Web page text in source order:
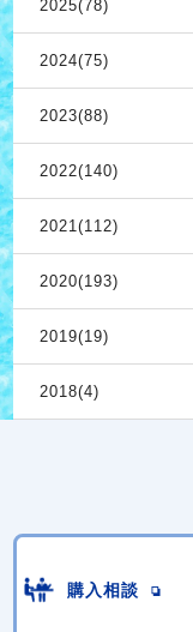
2025(78)
2024(75)
2023(88)
2022(140)
2021(112)
2020(193)
2019(19)
2018(4)
購入相談